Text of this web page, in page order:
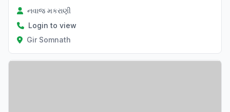
નવાજ મકરાણી
Login to view
Gir Somnath